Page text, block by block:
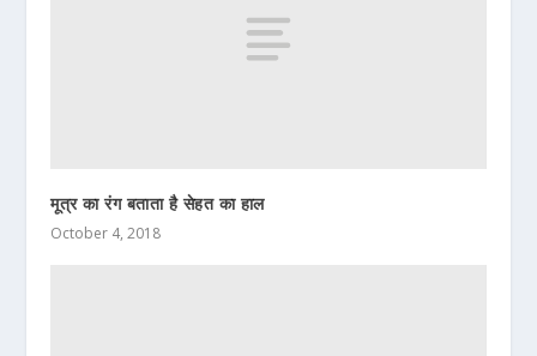
मूत्र का रंग बताता है सेहत का हाल
October 4, 2018